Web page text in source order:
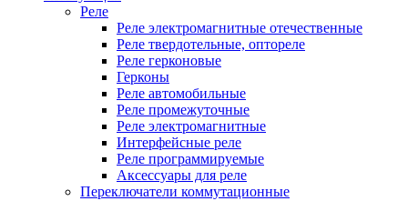
Реле
Реле электромагнитные отечественные
Реле твердотельные, оптореле
Реле герконовые
Герконы
Реле автомобильные
Реле промежуточные
Реле электромагнитные
Интерфейсные реле
Реле программируемые
Аксессуары для реле
Переключатели коммутационные